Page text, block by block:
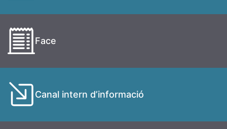
Face
Canal intern d’informació